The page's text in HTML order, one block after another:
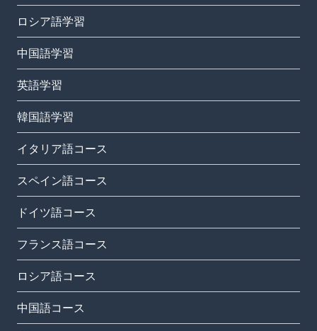
ロシア語学習
中国語学習
英語学習
韓国語学習
イタリア語コース
スペイン語コース
ドイツ語コース
フランス語コース
ロシア語コース
中国語コース